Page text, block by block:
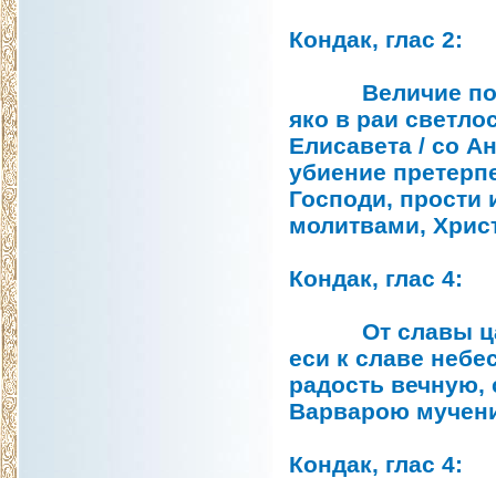
Кондак, глас 2:
Величие
яко в раи
Елисавета / со
убиение
Господи, прости
молитвами,
Кондак, глас 4:
От славы
еси к славе
радость вечную,
Варварою
Кондак, глас 4: